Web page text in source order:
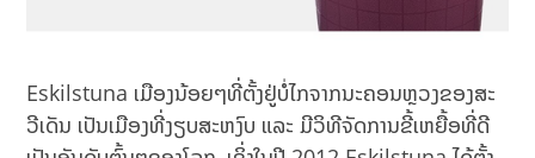
Eskilstuna ເມືອງນ້ອຍໆທີ່ຕັ້ງຢູ່ບໍ່ໄກຈາກນະຄອນຫຼວງຂອງສະ
ວີເດັນ ເປັນເມືອງທີ່ງຽບສະຫງົບ ແລະ ມີວິທີຈັດການຂີ້ເຫຍື້ອທີ່ດີ